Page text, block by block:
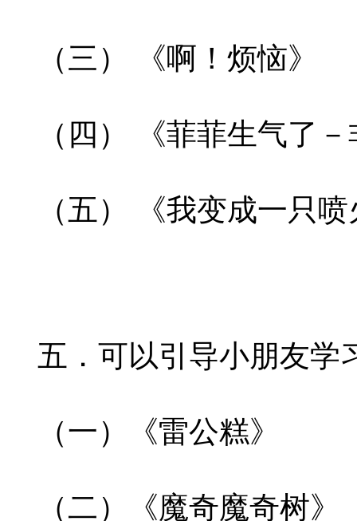
（三） 《啊！烦恼》
（四） 《菲菲生气了
（五） 《我变成一只
五．可以引导小朋友学
（一）《雷公糕》
（二）《魔奇魔奇树》